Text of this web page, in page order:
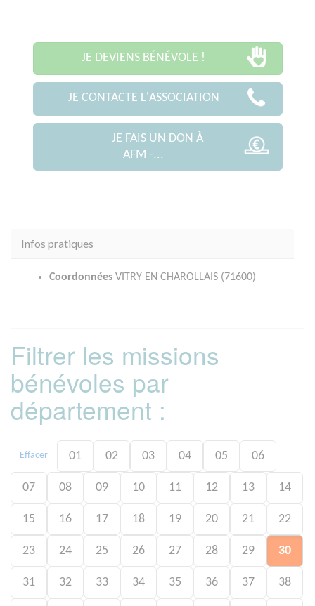
JE DEVIENS BÉNÉVOLE !
JE CONTACTE L'ASSOCIATION
JE FAIS UN DON À
AFM -...
Infos pratiques
Coordonnées VITRY EN CHAROLLAIS (71600)
Filtrer les missions
bénévoles par
département :
Effacer 01 02 03 04 05 06
07 08 09 10 11 12 13 14
15 16 17 18 19 20 21 22
23 24 25 26 27 28 29 30
31 32 33 34 35 36 37 38